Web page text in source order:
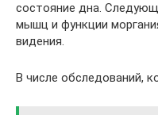
состояние дна.
мышц и функции
видения.
В числе обследований,